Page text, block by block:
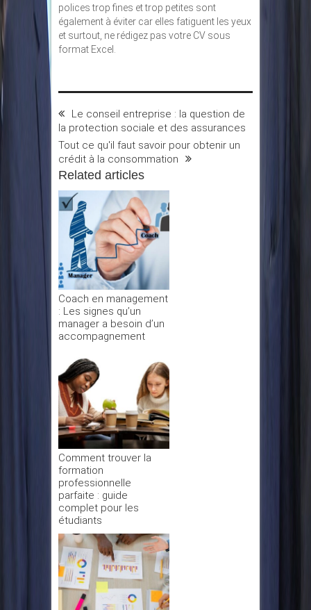
polices trop fines et trop petites sont
également à éviter car elles fatiguent les yeux
et surtout, ne rédigez pas votre CV sous
format Excel.
Le conseil entreprise : la question de
la protection sociale et des assurances
Tout ce qu'il faut savoir pour obtenir un
crédit à la consommation
Related articles
Coach en management
: Les signes qu’un
manager a besoin d’un
accompagnement
Comment trouver la
formation
professionnelle
parfaite : guide
complet pour les
étudiants